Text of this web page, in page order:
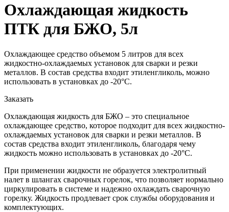
Охлаждающая жидкость
ПТК для БЖО, 5л
Охлаждающее средство объемом 5 литров для всех
жидкостно-охлаждаемых установок для сварки и резки
металлов. В состав средства входит этиленгликоль, можно
использовать в установках до -20°С.
Заказать
Охлаждающая жидкость для БЖО – это специальное
охлаждающее средство, которое подходит для всех жидкостно-
охлаждаемых установок для сварки и резки металлов. В
состав средства входит этиленгликоль, благодаря чему
жидкость можно использовать в установках до -20°С.
При применении жидкости не образуется электролитный
налет в шлангах сварочных горелок, что позволяет нормально
циркулировать в системе и надежно охлаждать сварочную
горелку. Жидкость продлевает срок службы оборудования и
комплектующих.